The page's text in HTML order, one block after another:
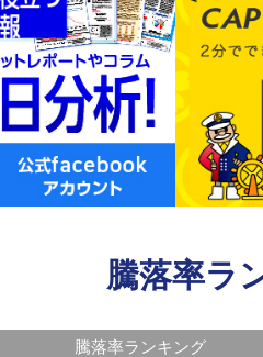
騰落率ラ
騰落率ランキング